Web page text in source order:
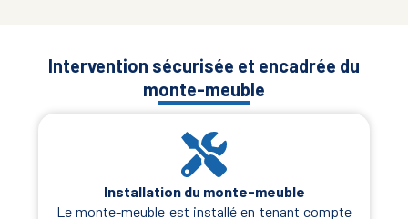
Intervention sécurisée et encadrée du
monte-meuble
Installation du monte-meuble
Le monte-meuble est installé en tenant compte